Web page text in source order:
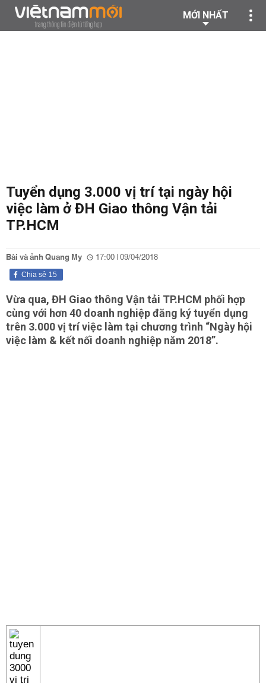
MỚI NHẤT
Tuyển dụng 3.000 vị trí tại ngày hội
việc làm ở ĐH Giao thông Vận tải
TP.HCM
Bài và ảnh Quang My 17:00 | 09/04/2018
15
Chia sẻ
Vừa qua, ĐH Giao thông Vận tải TP.HCM phối hợp
cùng với hơn 40 doanh nghiệp đăng ký tuyển dụng
trên 3.000 vị trí việc làm tại chương trình “Ngày hội
việc làm & kết nối doanh nghiệp năm 2018”.